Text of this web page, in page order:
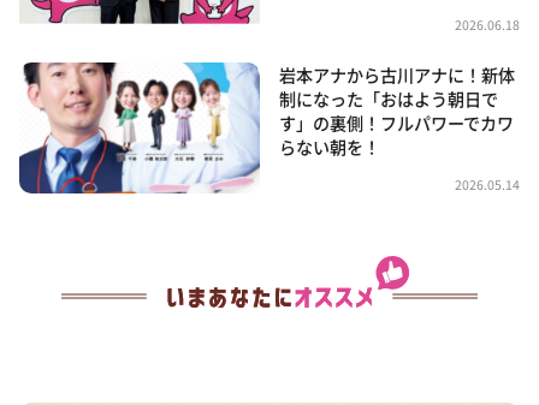
2026.06.18
岩本アナから古川アナに！新体
制になった「おはよう朝日で
す」の裏側！フルパワーでカワ
らない朝を！
2026.05.14